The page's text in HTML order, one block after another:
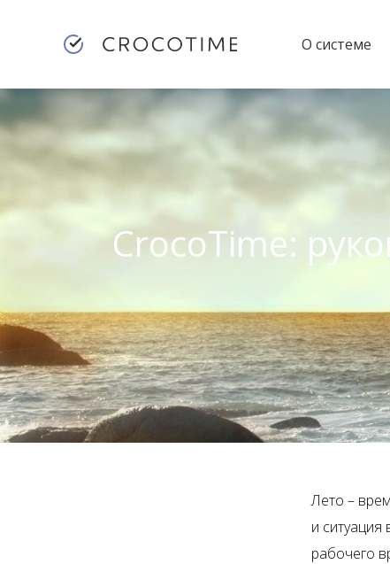
О системе
CrocoTime:
Лето –
и ситуация
рабочего